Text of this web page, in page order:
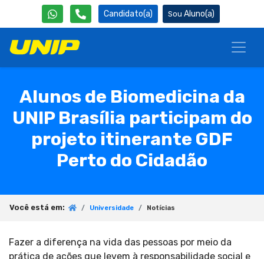
Candidato(a) Aluno(a)
Alunos de Biomedicina da
UNIP Brasília participam do
projeto itinerante GDF
Perto do Cidadão
Você está em: Universidade Notícias
Fazer a diferença na vida das pessoas por meio da
prática de ações que levem à responsabilidade social e